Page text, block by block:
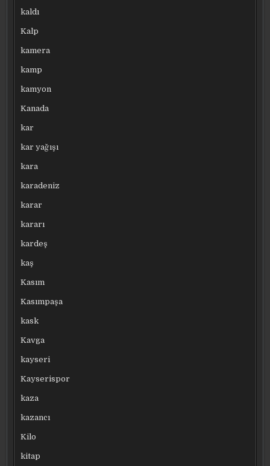
kaldı
Kalp
kamera
kamp
kamyon
Kanada
kar
kar yağışı
kara
karadeniz
karar
kararı
kardeş
kaş
Kasım
Kasımpaşa
kask
Kavga
kayseri
Kayserispor
kaza
kazancı
Kilo
kitap